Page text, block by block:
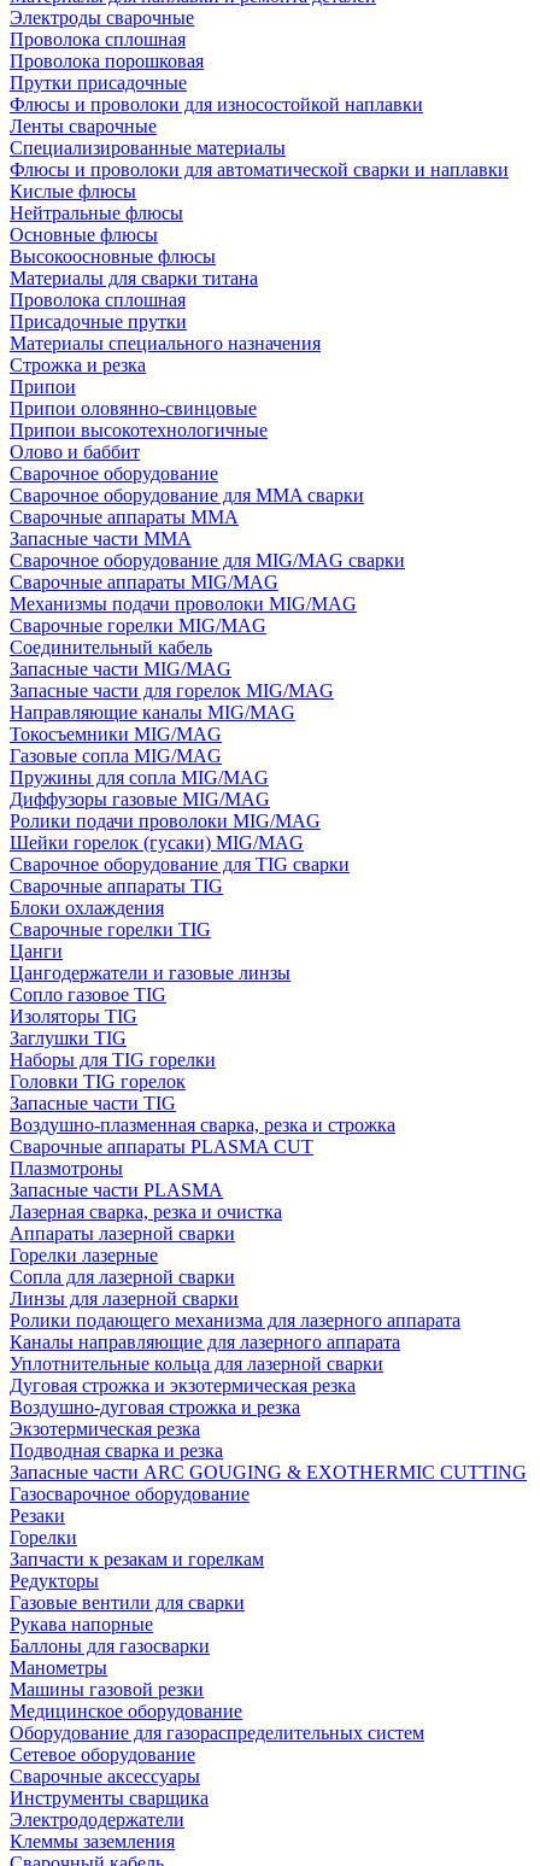
Электроды сварочные
Проволока сплошная
Проволока порошковая
Прутки присадочные
Флюсы и проволоки для износостойкой наплавки
Ленты сварочные
Специализированные материалы
Флюсы и проволоки для автоматической сварки и наплавки
Кислые флюсы
Нейтральные флюсы
Основные флюсы
Высокоосновные флюсы
Материалы для сварки титана
Проволока сплошная
Присадочные прутки
Материалы специального назначения
Строжка и резка
Припои
Припои оловянно-свинцовые
Припои высокотехнологичные
Олово и баббит
Сварочное оборудование
Сварочное оборудование для MMA сварки
Сварочные аппараты MMA
Запасные части MMA
Сварочное оборудование для MIG/MAG сварки
Сварочные аппараты MIG/MAG
Механизмы подачи проволоки MIG/MAG
Сварочные горелки MIG/MAG
Соединительный кабель
Запасные части MIG/MAG
Запасные части для горелок MIG/MAG
Направляющие каналы MIG/MAG
Токосъемники MIG/MAG
Газовые сопла MIG/MAG
Пружины для сопла MIG/MAG
Диффузоры газовые MIG/MAG
Ролики подачи проволоки MIG/MAG
Шейки горелок (гусаки) MIG/MAG
Сварочное оборудование для TIG сварки
Сварочные аппараты TIG
Блоки охлаждения
Сварочные горелки TIG
Цанги
Цангодержатели и газовые линзы
Сопло газовое TIG
Изоляторы TIG
Заглушки TIG
Наборы для TIG горелки
Головки TIG горелок
Запасные части TIG
Воздушно-плазменная сварка, резка и строжка
Сварочные аппараты PLASMA CUT
Плазмотроны
Запасные части PLASMA
Лазерная сварка, резка и очистка
Аппараты лазерной сварки
Горелки лазерные
Сопла для лазерной сварки
Линзы для лазерной сварки
Ролики подающего механизма для лазерного аппарата
Каналы направляющие для лазерного аппарата
Уплотнительные кольца для лазерной сварки
Дуговая строжка и экзотермическая резка
Воздушно-дуговая строжка и резка
Экзотермическая резка
Подводная сварка и резка
Запасные части ARC GOUGING & EXOTHERMIC CUTTING
Газосварочное оборудование
Резаки
Горелки
Запчасти к резакам и горелкам
Редукторы
Газовые вентили для сварки
Рукава напорные
Баллоны для газосварки
Манометры
Машины газовой резки
Медицинское оборудование
Оборудование для газораспределительных систем
Сетевое оборудование
Сварочные аксессуары
Инструменты сварщика
Электрододержатели
Клеммы заземления